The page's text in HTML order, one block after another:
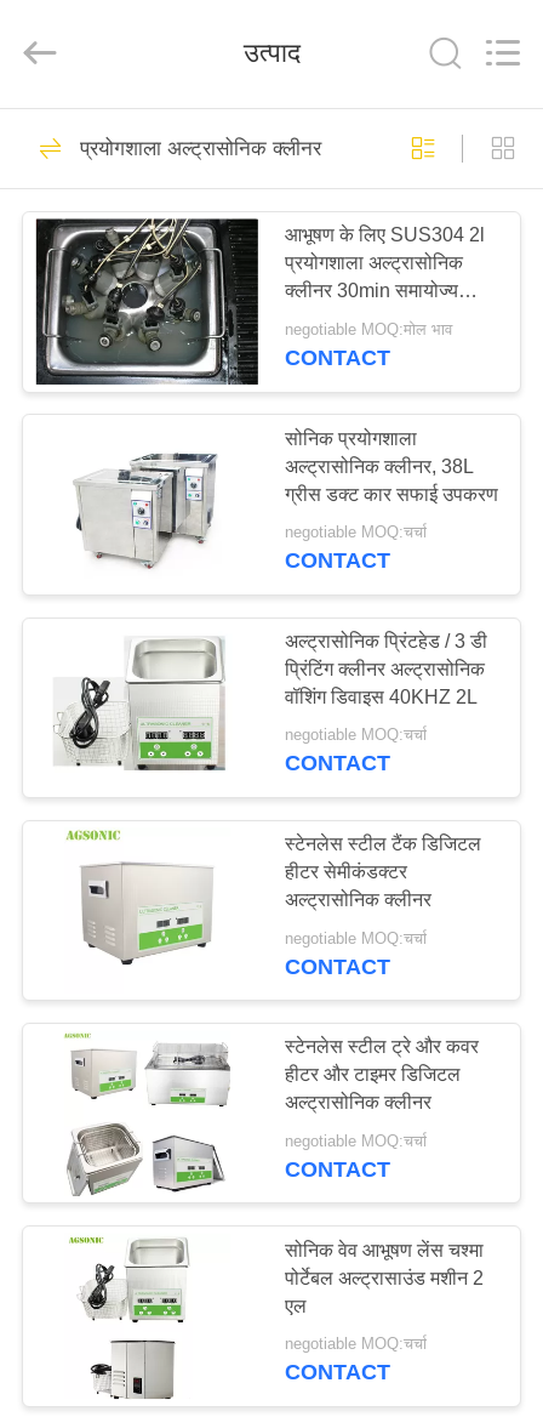
उत्पादों
वीआर
दिखाएँ
हमारे
कारखाना
भ्रमण
गुणवत्ता
नियंत्रण
संपर्क
समाचार
एक
उद्धरण
साइटमैप
PRIVACY
POLICY
Technology
limited.
औद्योगिक अल्ट्रासोनिक
क्लीनर
345
मोटर वाहन अल्ट्रासोनिक
क्लीनर
104
अल्ट्रासोनिक इंजन
क्लीनर
139
चिकित्सा अल्ट्रासोनिक
क्लीनर
प्रयोगशाला अल्ट्रासोनिक
क्लीनर
उत्पाद
प्रयोगशाला अल्ट्रासोनिक क्लीनर
आभूषण के लिए SUS304 2l
प्रयोगशाला अल्ट्रासोनिक
क्लीनर 30min समायोज्य
60W
negotiable MOQ:मोल भाव
CONTACT
सोनिक प्रयोगशाला
अल्ट्रासोनिक क्लीनर, 38L
ग्रीस डक्ट कार सफाई उपकरण
negotiable MOQ:चर्चा
CONTACT
अल्ट्रासोनिक प्रिंटहेड / 3 डी
प्रिंटिंग क्लीनर अल्ट्रासोनिक
वॉशिंग डिवाइस 40KHZ 2L
negotiable MOQ:चर्चा
CONTACT
स्टेनलेस स्टील टैंक डिजिटल
हीटर सेमीकंडक्टर
अल्ट्रासोनिक क्लीनर
negotiable MOQ:चर्चा
CONTACT
स्टेनलेस स्टील ट्रे और कवर
हीटर और टाइमर डिजिटल
अल्ट्रासोनिक क्लीनर
negotiable MOQ:चर्चा
CONTACT
सोनिक वेव आभूषण लेंस चश्मा
पोर्टेबल अल्ट्रासाउंड मशीन 2
एल
negotiable MOQ:चर्चा
CONTACT